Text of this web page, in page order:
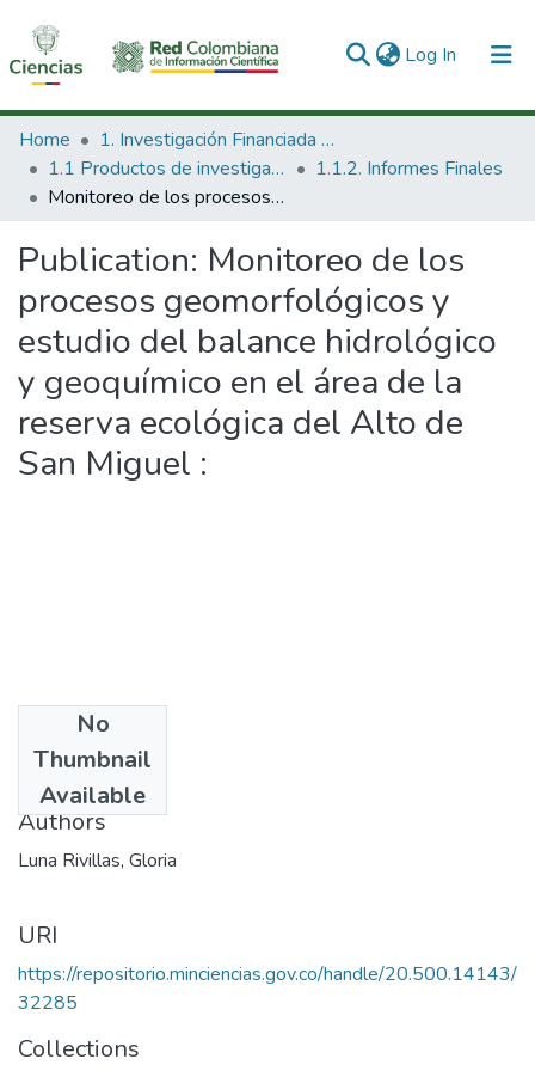
Log In (current)
Communities & Collections
All of DSpace
Home
1. Investigación Financiada con Recursos Públicos
1.1 Productos de investigación
1.1.2. Informes Finales
Monitoreo de los procesos geomorfológicos y estudio del balance hidrológico y geoquímico en el área de la reserva ecológica del Alto de San Miguel :
Publication: Monitoreo de los
procesos geomorfológicos y
estudio del balance hidrológico
y geoquímico en el área de la
reserva ecológica del Alto de
San Miguel :
No
Thumbnail
Available
1998
Authors
Luna Rivillas, Gloria
URI
https://repositorio.minciencias.gov.co/handle/20.500.14143/
32285
Collections